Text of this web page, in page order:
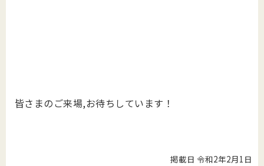
皆さまのご来場,お待ちしています！
掲載日 令和2年2月1日